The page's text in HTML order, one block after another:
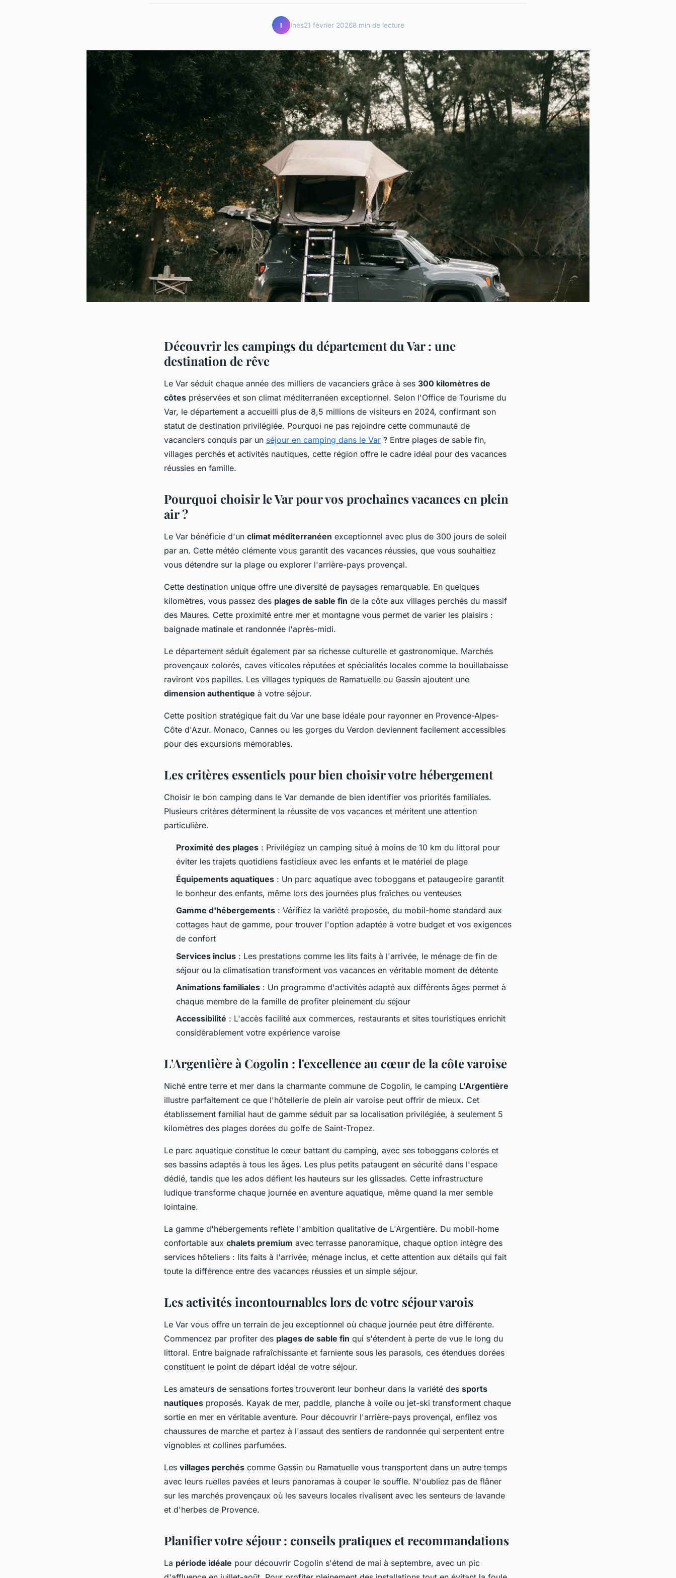
I Inès21 février 20268 min de lecture
Découvrir les campings du département du Var : une
destination de rêve
Le Var séduit chaque année des milliers de vacanciers grâce à ses 300 kilomètres de
côtes préservées et son climat méditerranéen exceptionnel. Selon l'Office de Tourisme du
Var, le département a accueilli plus de 8,5 millions de visiteurs en 2024, confirmant son
statut de destination privilégiée. Pourquoi ne pas rejoindre cette communauté de
vacanciers conquis par un séjour en camping dans le Var ? Entre plages de sable fin,
villages perchés et activités nautiques, cette région offre le cadre idéal pour des vacances
réussies en famille.
Pourquoi choisir le Var pour vos prochaines vacances en plein
air ?
Le Var bénéficie d'un climat méditerranéen exceptionnel avec plus de 300 jours de soleil
par an. Cette météo clémente vous garantit des vacances réussies, que vous souhaitiez
vous détendre sur la plage ou explorer l'arrière-pays provençal.
Cette destination unique offre une diversité de paysages remarquable. En quelques
kilomètres, vous passez des plages de sable fin de la côte aux villages perchés du massif
des Maures. Cette proximité entre mer et montagne vous permet de varier les plaisirs :
baignade matinale et randonnée l'après-midi.
Le département séduit également par sa richesse culturelle et gastronomique. Marchés
provençaux colorés, caves viticoles réputées et spécialités locales comme la bouillabaisse
raviront vos papilles. Les villages typiques de Ramatuelle ou Gassin ajoutent une
dimension authentique à votre séjour.
Cette position stratégique fait du Var une base idéale pour rayonner en Provence-Alpes-
Côte d'Azur. Monaco, Cannes ou les gorges du Verdon deviennent facilement accessibles
pour des excursions mémorables.
Les critères essentiels pour bien choisir votre hébergement
Choisir le bon camping dans le Var demande de bien identifier vos priorités familiales.
Plusieurs critères déterminent la réussite de vos vacances et méritent une attention
particulière.
Proximité des plages : Privilégiez un camping situé à moins de 10 km du littoral pour
éviter les trajets quotidiens fastidieux avec les enfants et le matériel de plage
Équipements aquatiques : Un parc aquatique avec toboggans et pataugeoire garantit
le bonheur des enfants, même lors des journées plus fraîches ou venteuses
Gamme d'hébergements : Vérifiez la variété proposée, du mobil-home standard aux
cottages haut de gamme, pour trouver l'option adaptée à votre budget et vos exigences
de confort
Services inclus : Les prestations comme les lits faits à l'arrivée, le ménage de fin de
séjour ou la climatisation transforment vos vacances en véritable moment de détente
Animations familiales : Un programme d'activités adapté aux différents âges permet à
chaque membre de la famille de profiter pleinement du séjour
Accessibilité : L'accès facilité aux commerces, restaurants et sites touristiques enrichit
considérablement votre expérience varoise
L'Argentière à Cogolin : l'excellence au cœur de la côte varoise
Niché entre terre et mer dans la charmante commune de Cogolin, le camping L'Argentière
illustre parfaitement ce que l'hôtellerie de plein air varoise peut offrir de mieux. Cet
établissement familial haut de gamme séduit par sa localisation privilégiée, à seulement 5
kilomètres des plages dorées du golfe de Saint-Tropez.
Le parc aquatique constitue le cœur battant du camping, avec ses toboggans colorés et
ses bassins adaptés à tous les âges. Les plus petits pataugent en sécurité dans l'espace
dédié, tandis que les ados défient les hauteurs sur les glissades. Cette infrastructure
ludique transforme chaque journée en aventure aquatique, même quand la mer semble
lointaine.
La gamme d'hébergements reflète l'ambition qualitative de L'Argentière. Du mobil-home
confortable aux chalets premium avec terrasse panoramique, chaque option intègre des
services hôteliers : lits faits à l'arrivée, ménage inclus, et cette attention aux détails qui fait
toute la différence entre des vacances réussies et un simple séjour.
Les activités incontournables lors de votre séjour varois
Le Var vous offre un terrain de jeu exceptionnel où chaque journée peut être différente.
Commencez par profiter des plages de sable fin qui s'étendent à perte de vue le long du
littoral. Entre baignade rafraîchissante et farniente sous les parasols, ces étendues dorées
constituent le point de départ idéal de votre séjour.
Les amateurs de sensations fortes trouveront leur bonheur dans la variété des sports
nautiques proposés. Kayak de mer, paddle, planche à voile ou jet-ski transforment chaque
sortie en mer en véritable aventure. Pour découvrir l'arrière-pays provençal, enfilez vos
chaussures de marche et partez à l'assaut des sentiers de randonnée qui serpentent entre
vignobles et collines parfumées.
Les villages perchés comme Gassin ou Ramatuelle vous transportent dans un autre temps
avec leurs ruelles pavées et leurs panoramas à couper le souffle. N'oubliez pas de flâner
sur les marchés provençaux où les saveurs locales rivalisent avec les senteurs de lavande
et d'herbes de Provence.
Planifier votre séjour : conseils pratiques et recommandations
La période idéale pour découvrir Cogolin s'étend de mai à septembre, avec un pic